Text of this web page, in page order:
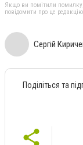
Якщо ви помітили помилку,
повідомити про це редакцію
Сергій
Поділіться та